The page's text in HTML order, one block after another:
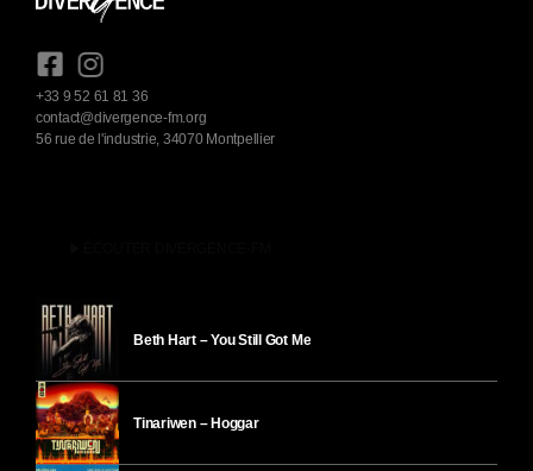
+33 9 52 61 81 36
contact@divergence-fm.org
56 rue de l'industrie, 34070 Montpellier
Beth Hart – You Still Got Me
Tinariwen – Hoggar